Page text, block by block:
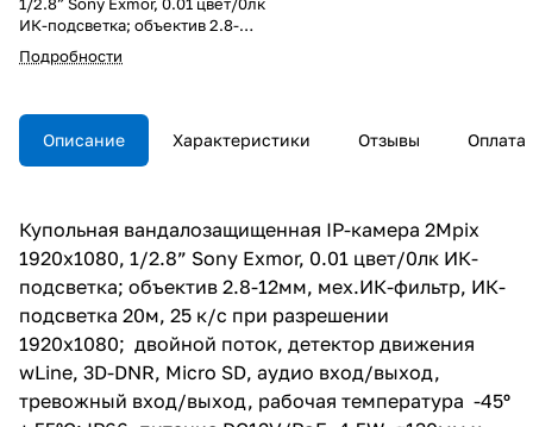
ИК-подсветка; объектив 2.8-
12мм, мех.ИК-фильтр, ИК-
подсветка 20м, 25 к/с при
двойной поток, детектор
движения wLine, 3D-DNR, Micro
SD, аудио вход/выход,
4.5W, ⌀130мм х 112мм, 850 гр.
Подробности
Описание Характеристики Отзывы Оплата
Купольная вандалозащищенная IP-камера 2Mpix
1920x1080, 1/2.8” Sony Exmor, 0.01 цвет/0лк ИК-
подсветка; объектив 2.8-12мм, мех.ИК-фильтр, ИК-
подсветка 20м, 25 к/с при разрешении
1920х1080; двойной поток, детектор движения
wLine, 3D-DNR, Micro SD, аудио вход/выход,
тревожный вход/выход, рабочая температура -45º